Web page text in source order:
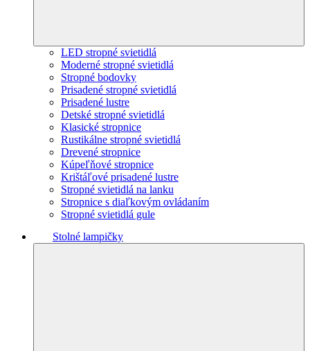
LED stropné svietidlá
Moderné stropné svietidlá
Stropné bodovky
Prisadené stropné svietidlá
Prisadené lustre
Detské stropné svietidlá
Klasické stropnice
Rustikálne stropné svietidlá
Drevené stropnice
Kúpeľňové stropnice
Krištáľové prisadené lustre
Stropné svietidlá na lanku
Stropnice s diaľkovým ovládaním
Stropné svietidlá gule
Stolné lampičky